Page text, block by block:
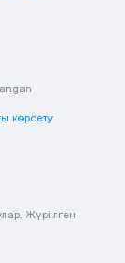
көрсету
Жүрілген